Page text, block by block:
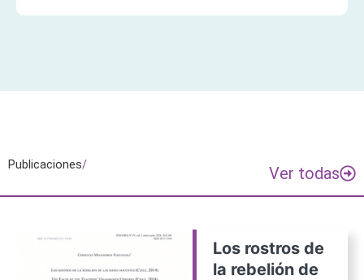
Publicaciones/ Ver todas
Los rostros de
la rebelión de